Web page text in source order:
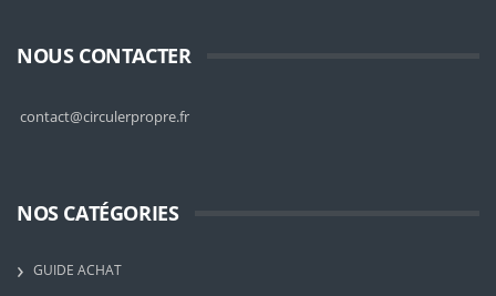
NOUS CONTACTER
contact@circulerpropre.fr
NOS CATÉGORIES
GUIDE ACHAT